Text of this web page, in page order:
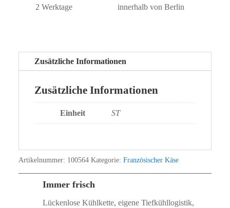
2 Werktage innerhalb von Berlin
Zusätzliche Informationen
Zusätzliche Informationen
Einheit ST
Artikelnummer: 100564 Kategorie: Französischer Käse
Immer frisch
Lückenlose Kühlkette, eigene Tiefkühllogistik,